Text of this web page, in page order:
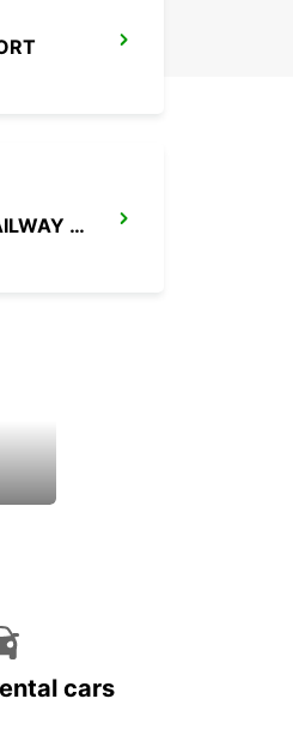
PARIS GARE DU NORD RAILWAY STATION
cars